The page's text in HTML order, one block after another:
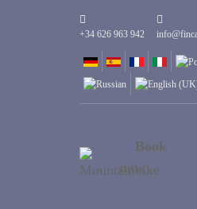
+34 626 963 942
Book
now